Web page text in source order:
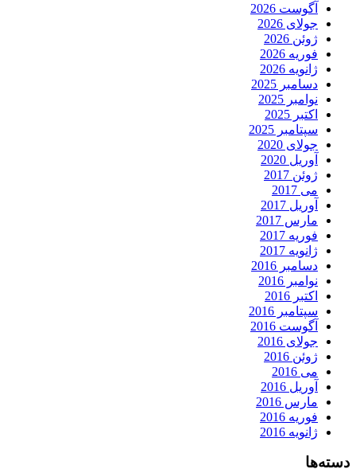
آگوست 2026
جولای 2026
ژوئن 2026
فوریه 2026
ژانویه 2026
دسامبر 2025
نوامبر 2025
اکتبر 2025
سپتامبر 2025
جولای 2020
آوریل 2020
ژوئن 2017
می 2017
آوریل 2017
مارس 2017
فوریه 2017
ژانویه 2017
دسامبر 2016
نوامبر 2016
اکتبر 2016
سپتامبر 2016
آگوست 2016
جولای 2016
ژوئن 2016
می 2016
آوریل 2016
مارس 2016
فوریه 2016
ژانویه 2016
دسته‌ها